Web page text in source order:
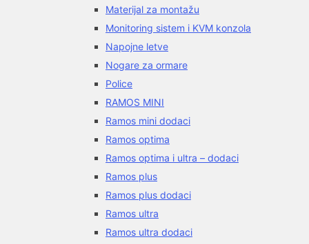
Materijal za montažu
Monitoring sistem i KVM konzola
Napojne letve
Nogare za ormare
Police
RAMOS MINI
Ramos mini dodaci
Ramos optima
Ramos optima i ultra – dodaci
Ramos plus
Ramos plus dodaci
Ramos ultra
Ramos ultra dodaci